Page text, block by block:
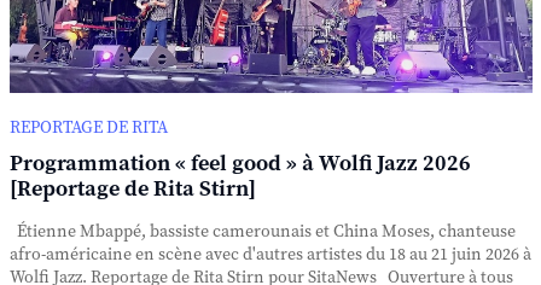
REPORTAGE DE RITA
Programmation « feel good » à Wolfi Jazz 2026
[Reportage de Rita Stirn]
Étienne Mbappé, bassiste camerounais et China Moses, chanteuse
afro-américaine en scène avec d'autres artistes du 18 au 21 juin 2026 à
Wolfi Jazz. Reportage de Rita Stirn pour SitaNews Ouverture à tous